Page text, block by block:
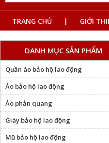
TRANG CHỦ GIỚI
DANH MỤC SẢN PHẨM
Quần áo bảo hộ lao động
Áo bảo hộ lao động
Áo phản quang
Giày bảo hộ lao động
Mũ bảo hộ lao động